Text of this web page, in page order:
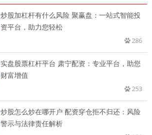
炒股加杠杆有什么风险 聚赢盘：一站式智能投
资平台，助力您轻松
286
实盘股票杠杆平台 肃宁配资：专业平台，助您
财富增值
253
炒股怎么炒在哪开户 配资穿仓拒不归还：风险
警示与法律责任解析